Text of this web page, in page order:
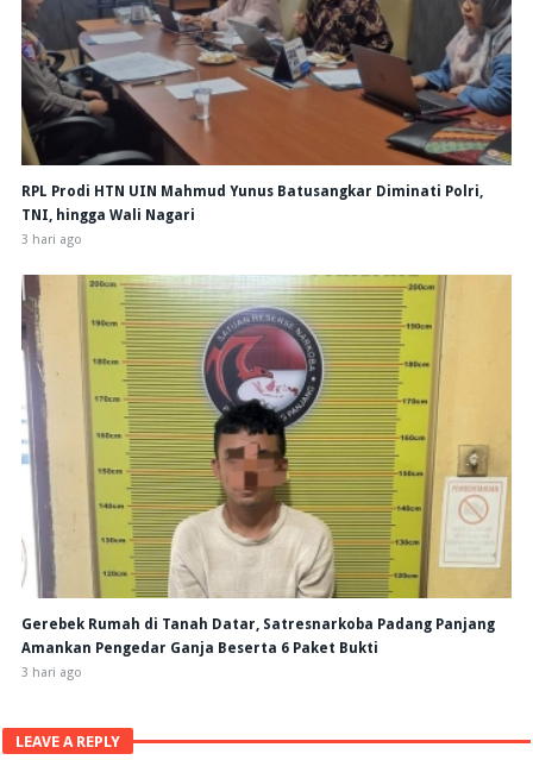
RPL Prodi HTN UIN Mahmud Yunus Batusangkar Diminati Polri,
TNI, hingga Wali Nagari
3 hari ago
Gerebek Rumah di Tanah Datar, Satresnarkoba Padang Panjang
Amankan Pengedar Ganja Beserta 6 Paket Bukti
3 hari ago
LEAVE A REPLY